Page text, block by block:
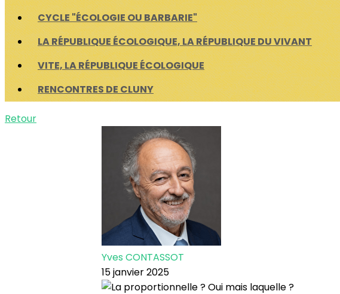
CYCLE "ÉCOLOGIE OU BARBARIE"
LA RÉPUBLIQUE ÉCOLOGIQUE, LA RÉPUBLIQUE DU VIVANT
VITE, LA RÉPUBLIQUE ÉCOLOGIQUE
RENCONTRES DE CLUNY
Retour
Yves CONTASSOT
15 janvier 2025